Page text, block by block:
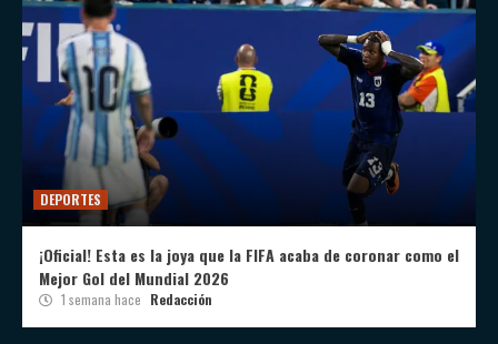
DEPORTES
¡Oficial! Esta es la joya que la FIFA acaba de coronar como el
Mejor Gol del Mundial 2026
1 semana hace Redacción